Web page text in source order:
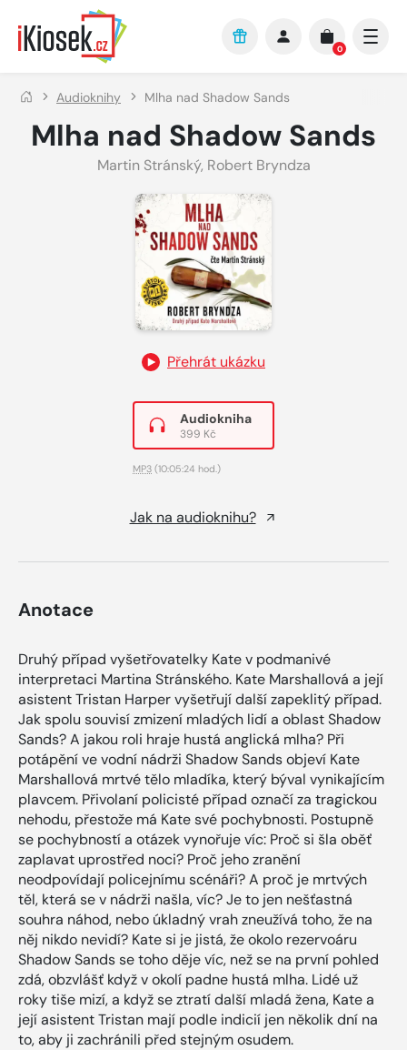
Přejít na hlavní obsah
0
Audioknihy Mlha nad Shadow Sands
Mlha nad Shadow Sands
Martin Stránský, Robert Bryndza
Přehrát ukázku
Audiokniha
399 Kč
MP3 (10:05:24 hod.)
Jak na audioknihu?
Anotace
Druhý případ vyšetřovatelky Kate v podmanivé
interpretaci Martina Stránského. Kate Marshallová a její
asistent Tristan Harper vyšetřují další zapeklitý případ.
Jak spolu souvisí zmizení mladých lidí a oblast Shadow
Sands? A jakou roli hraje hustá anglická mlha? Při
potápění ve vodní nádrži Shadow Sands objeví Kate
Marshallová mrtvé tělo mladíka, který býval vynikajícím
plavcem. Přivolaní policisté případ označí za tragickou
nehodu, přestože má Kate své pochybnosti. Postupně
se pochybností a otázek vynořuje víc: Proč si šla oběť
zaplavat uprostřed noci? Proč jeho zranění
neodpovídají policejnímu scénáři? A proč je mrtvých
těl, která se v nádrži našla, víc? Je to jen nešťastná
souhra náhod, nebo úkladný vrah zneužívá toho, že na
něj nikdo nevidí? Kate si je jistá, že okolo rezervoáru
Shadow Sands se toho děje víc, než se na první pohled
zdá, obzvlášť když v okolí padne hustá mlha. Lidé už
roky tiše mizí, a když se ztratí další mladá žena, Kate a
její asistent Tristan mají podle indicií jen několik dní na
to, aby ji zachránili před stejným osudem.